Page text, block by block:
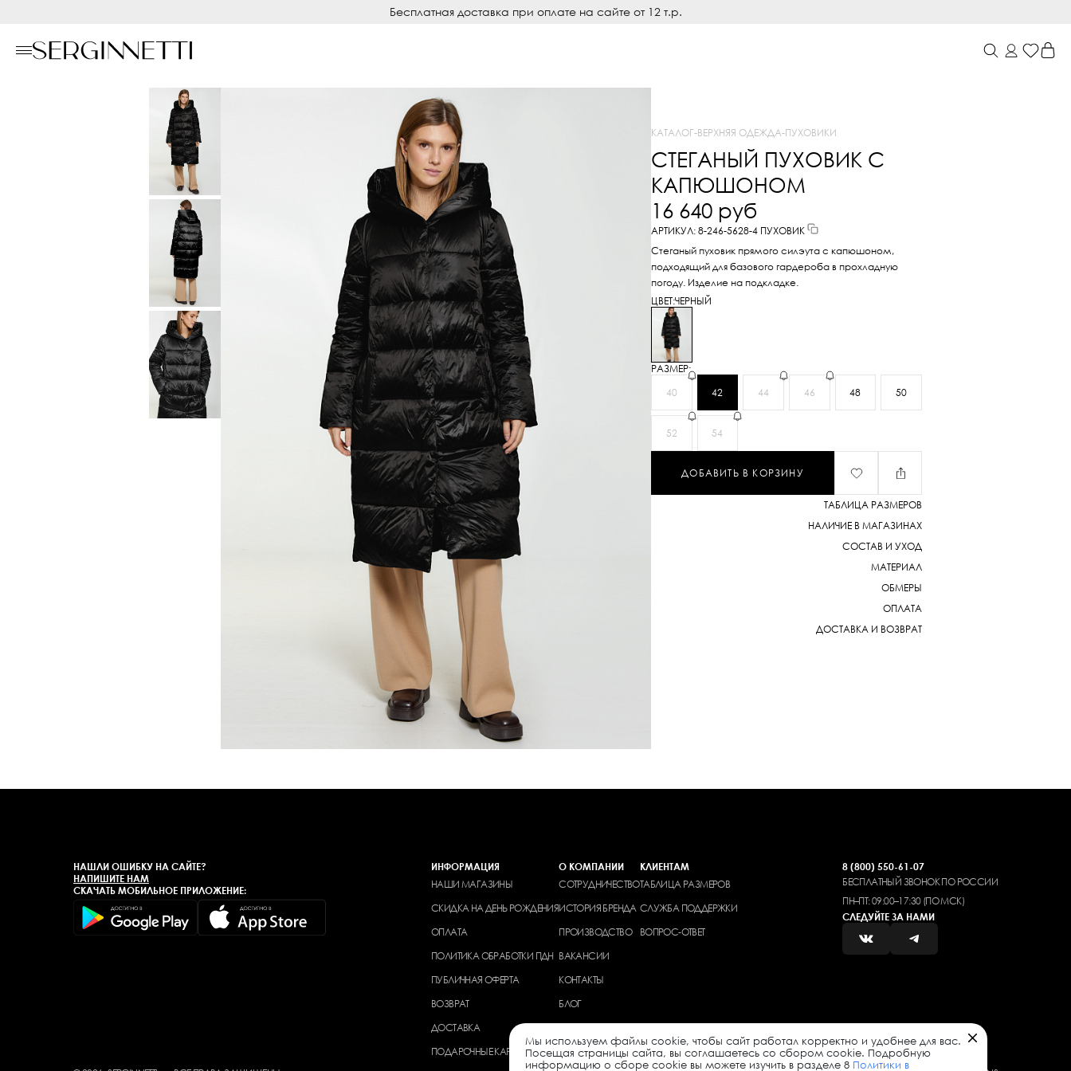
Бесплатная доставка при оплате на сайте от 12 т.р.
КАТАЛОГ-ВЕРХНЯЯ ОДЕЖДА-ПУХОВИКИ
СТЕГАНЫЙ ПУХОВИК С
КАПЮШОНОМ
16 640 руб
АРТИКУЛ: 8-246-5628-4 ПУХОВИК
Стеганый пуховик прямого силэута с капюшоном,
подходящий для базового гардероба в прохладную
погоду. Изделие на подкладке.
ЦВЕТ:ЧЕРНЫЙ
РАЗМЕР:
40
42 44 46 48 50
52 54
ДОБАВИТЬ В КОРЗИНУ
ТАБЛИЦА РАЗМЕРОВ
НАЛИЧИЕ В МАГАЗИНАХ
СОСТАВ И УХОД
МАТЕРИАЛ
ОБМЕРЫ
ОПЛАТА
ДОСТАВКА И ВОЗВРАТ
НАШЛИ ОШИБКУ НА САЙТЕ?
НАПИШИТЕ НАМ
СКАЧАТЬ МОБИЛЬНОЕ ПРИЛОЖЕНИЕ:
ИНФОРМАЦИЯ
НАШИ МАГАЗИНЫ
СКИДКА НА ДЕНЬ РОЖДЕНИЯ
ОПЛАТА
ПОЛИТИКА ОБРАБОТКИ ПДН
ПУБЛИЧНАЯ ОФЕРТА
ВОЗВРАТ
ДОСТАВКА
ПОДАРОЧНЫЕ КАРТЫ
О КОМПАНИИ
СОТРУДНИЧЕСТВО
ИСТОРИЯ БРЕНДА
ПРОИЗВОДСТВО
ВАКАНСИИ
КОНТАКТЫ
БЛОГ
КЛИЕНТАМ
ТАБЛИЦА РАЗМЕРОВ
СЛУЖБА ПОДДЕРЖКИ
ВОПРОС-ОТВЕТ
8 (800) 550-61-07
БЕСПЛАТНЫЙ ЗВОНОК ПО РОССИИ
ПН–ПТ: 09:00–17:30 (ПО МСК)
СЛЕДУЙТЕ ЗА НАМИ
Мы используем файлы cookie, чтобы сайт работал корректно и удобнее для вас.
Посещая страницы сайта, вы соглашаетесь со сбором cookie. Подробную
информацию о сборе cookie вы можете изучить в разделе 8 Политики в